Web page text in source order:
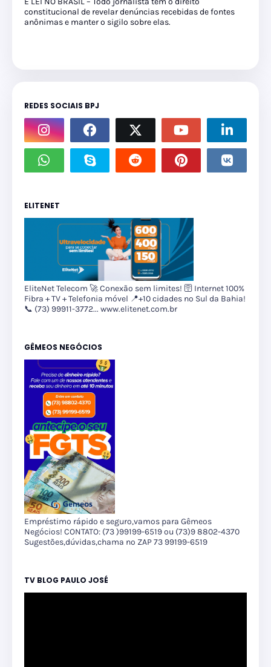
constitucional de revelar denúncias recebidas de fontes
anônimas e manter o sigilo sobre elas.
REDES SOCIAIS BPJ
ELITENET
EliteNet Telecom 🚀 Conexão sem limites! 🛜 Internet 100%
Fibra + TV + Telefonia móvel 📍+10 cidades no Sul da Bahia!
📞 (73) 99911-3772... www.elitenet.com.br
GÊMEOS NEGÓCIOS
Empréstimo rápido e seguro,vamos para Gêmeos
Negócios! CONTATO: (73 )99199-6519 ou (73)9 8802-4370
Sugestões,dúvidas,chama no ZAP 73 99199-6519
TV BLOG PAULO JOSÉ